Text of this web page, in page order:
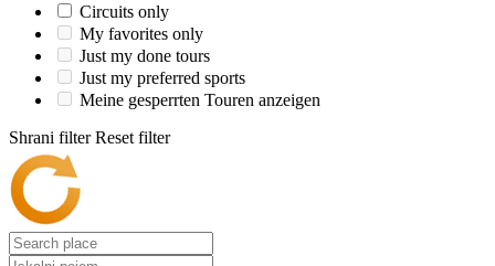
Circuits only
My favorites only
Just my done tours
Just my preferred sports
Meine gesperrten Touren anzeigen
Shrani filter Reset filter